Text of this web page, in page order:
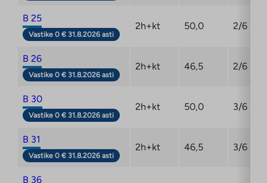
B 25
Vastike 0 € 31.8.2026 asti
2h+kt 50,0 2/6
B 26
Vastike 0 € 31.8.2026 asti
2h+kt 46,5 2/6
B 30
Vastike 0 € 31.8.2026 asti
2h+kt 50,0 3/6
B 31
Vastike 0 € 31.8.2026 asti
2h+kt 46,5 3/6
B 36